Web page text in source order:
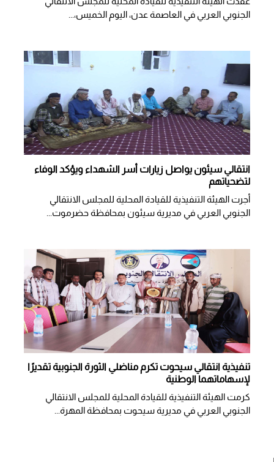
الجنوبي العربي في العاصمة عدن، اليوم الخميس،...
انتقالي سيئون يواصل زيارات أسر الشهداء ويؤكد الوفاء
لتضحياتهم
أجرت الهيئة التنفيذية للقيادة المحلية للمجلس الانتقالي
الجنوبي العربي في مديرية سيئون بمحافظة حضرموت...
تنفيذية انتقالي سيحوت تكرم مناضلي الثورة الجنوبية تقديرًا
لإسهاماتهما الوطنية
كرمت الهيئة التنفيذية للقيادة المحلية للمجلس الانتقالي
الجنوبي العربي في مديرية سيحوت بمحافظة المهرة...